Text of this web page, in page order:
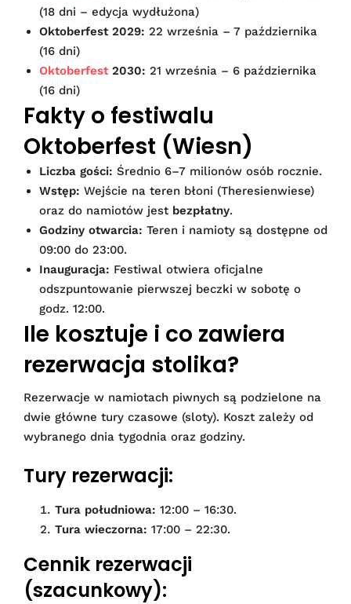
(18 dni – edycja wydłużona)
Oktoberfest 2029: 22 września – 7 października
(16 dni)
Oktoberfest 2030: 21 września – 6 października
(16 dni)
Fakty o festiwalu
Oktoberfest (Wiesn)
Liczba gości: Średnio 6–7 milionów osób rocznie.
Wstęp: Wejście na teren błoni (Theresienwiese)
oraz do namiotów jest bezpłatny.
Godziny otwarcia: Teren i namioty są dostępne od
09:00 do 23:00.
Inauguracja: Festiwal otwiera oficjalne
odszpuntowanie pierwszej beczki w sobotę o
godz. 12:00.
Ile kosztuje i co zawiera
rezerwacja stolika?
Rezerwacje w namiotach piwnych są podzielone na
dwie główne tury czasowe (sloty). Koszt zależy od
wybranego dnia tygodnia oraz godziny.
Tury rezerwacji:
Tura południowa: 12:00 – 16:30.
Tura wieczorna: 17:00 – 22:30.
Cennik rezerwacji
(szacunkowy):